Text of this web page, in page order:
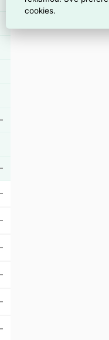
prostřednictvím
cookies.